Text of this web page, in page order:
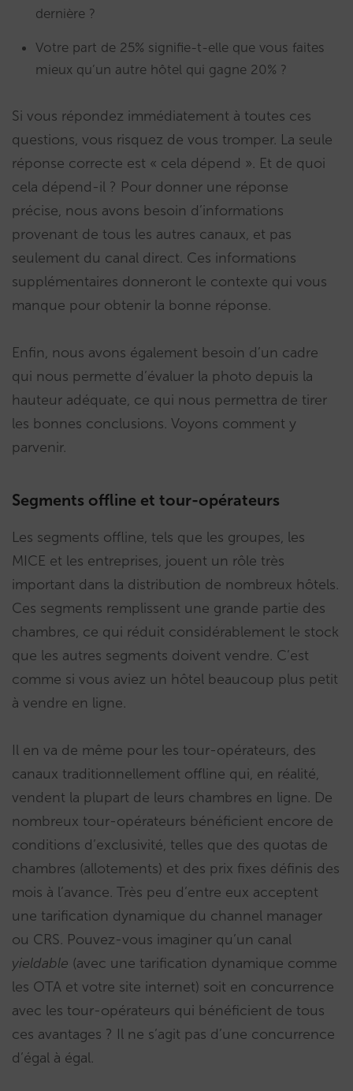
dernière ?
Votre part de 25% signifie-t-elle que vous faites
mieux qu’un autre hôtel qui gagne 20% ?
Si vous répondez immédiatement à toutes ces
questions, vous risquez de vous tromper. La seule
réponse correcte est « cela dépend ». Et de quoi
cela dépend-il ? Pour donner une réponse
précise, nous avons besoin d’informations
provenant de tous les autres canaux, et pas
seulement du canal direct. Ces informations
supplémentaires donneront le contexte qui vous
manque pour obtenir la bonne réponse.
Enfin, nous avons également besoin d’un cadre
qui nous permette d’évaluer la photo depuis la
hauteur adéquate, ce qui nous permettra de tirer
les bonnes conclusions. Voyons comment y
parvenir.
Segments offline et tour-opérateurs
Les segments offline, tels que les groupes, les
MICE et les entreprises, jouent un rôle très
important dans la distribution de nombreux hôtels.
Ces segments remplissent une grande partie des
chambres, ce qui réduit considérablement le stock
que les autres segments doivent vendre. C’est
comme si vous aviez un hôtel beaucoup plus petit
à vendre en ligne.
Il en va de même pour les tour-opérateurs, des
canaux traditionnellement offline qui, en réalité,
vendent la plupart de leurs chambres en ligne. De
nombreux tour-opérateurs bénéficient encore de
conditions d’exclusivité, telles que des quotas de
chambres (allotements) et des prix fixes définis des
mois à l’avance. Très peu d’entre eux acceptent
une tarification dynamique du channel manager
ou CRS. Pouvez-vous imaginer qu’un canal
yieldable (avec une tarification dynamique comme
les OTA et votre site internet) soit en concurrence
avec les tour-opérateurs qui bénéficient de tous
ces avantages ? Il ne s’agit pas d’une concurrence
d’égal à égal.